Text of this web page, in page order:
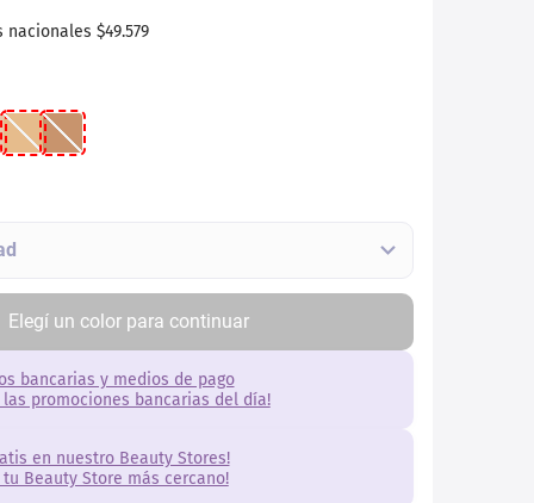
nacionales $49.579
Elegí un colorpara continuar
bancarias y medios de pago
las promociones bancarias del día!
en nuestro Beauty Stores!
tu Beauty Store más cercano!